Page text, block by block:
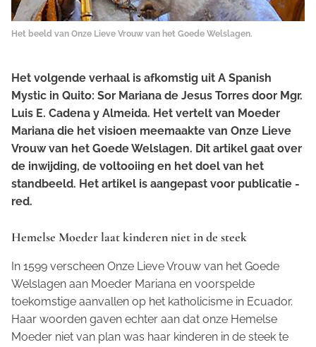
Het beeld van Onze Lieve Vrouw van het Goede Welslagen.
Het volgende verhaal is afkomstig uit A Spanish
Mystic in Quito: Sor Mariana de Jesus Torres door Mgr.
Luis E. Cadena y Almeida. Het vertelt van Moeder
Mariana die het visioen meemaakte van Onze Lieve
Vrouw van het Goede Welslagen. Dit artikel gaat over
de inwijding, de voltooiing en het doel van het
standbeeld. Het artikel is aangepast voor publicatie -
red.
Hemelse Moeder laat kinderen niet in de steek
In 1599 verscheen Onze Lieve Vrouw van het Goede
Welslagen aan Moeder Mariana en voorspelde
toekomstige aanvallen op het katholicisme in Ecuador.
Haar woorden gaven echter aan dat onze Hemelse
Moeder niet van plan was haar kinderen in de steek te